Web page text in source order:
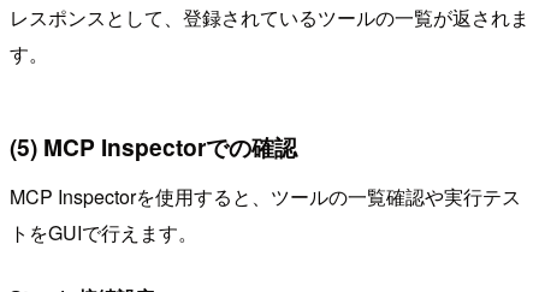
レスポンスとして、登録されているツールの一覧が返されま
す。
(5) MCP Inspectorでの確認
MCP Inspectorを使用すると、ツールの一覧確認や実行テス
トをGUIで行えます。